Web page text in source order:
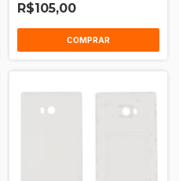
R$105,00
COMPRAR